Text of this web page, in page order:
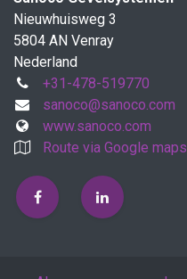
Nieuwhuisweg 3
5804 AN Venray
Nederland
+31-478-519770
sanoco@sanoco.com
www.sanoco.com
Route via Google maps